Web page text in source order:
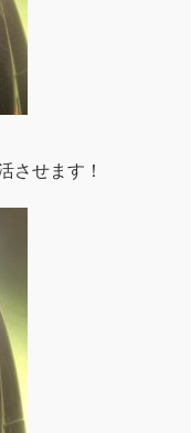
させます！